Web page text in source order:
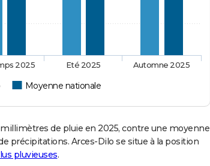
Moyenne nationale
2025 Eté 2025 Automne 2025
de pluie en 2025, contre une moyenne
précipitations. Arces-Dilo se situe à la position
pluvieuses.